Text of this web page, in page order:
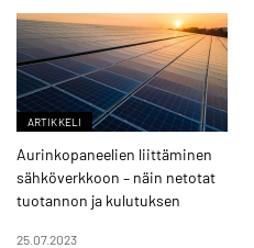
ARTIKKELI
Aurinkopaneelien liittäminen
sähköverkkoon – näin netotat
tuotannon ja kulutuksen
25.07.2023